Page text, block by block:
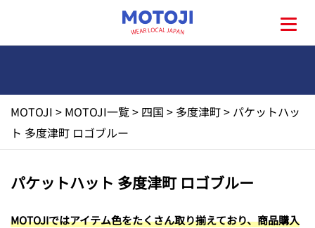
地元一覧
MOTOJI > MOTOJI一覧> 四国 > 多度津町> パケットハッ
ト 多度津町 ロゴブルー
パケットハット 多度津町 ロゴブルー
MOTOJIではアイテム色をたくさん取り揃えており、商品購入